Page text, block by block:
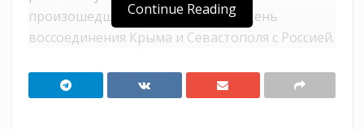
произошедших 10 лет назад, про день
воссоединения Крыма и Севастополя с Россией.
объявлено всенародное голосование о
возвращении полуострова в состав России,
Continue Reading